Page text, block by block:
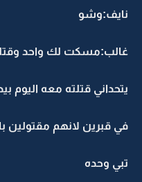
نايف:وشو
غالب:مسكت لك واحد
يتحداني قتلته معه اليوم
في قبرين لانهم مقتولين
تبي وحده